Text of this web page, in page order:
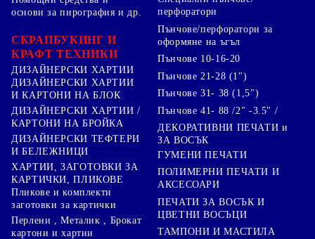
основи за пирография и др.
СКРАПБУКИНГ И
КРАФТ ТЕХНИКИ
ДИЗАЙНЕРСКИ ХАРТИИ
ДИЗАЙНЕРСКИ ХАРТИИ
И КАРТОНИ НА БЛОК
ДИЗАЙНЕРСКИ ХАРТИИ /
КАРТОНИ НА БРОЙКА
ДИЗАЙНЕРСКИ ТЕФТЕРИ
И БЕЛЕЖНИЦИ
ХАРТИИ, ЗАГОТОВКИ ЗА
КАРТИЧКИ, ПЛИКОВЕ
Пликове и комплекти
заготовки за картички
Перлени , Металик , Брокат
картони и хартии
перфоратори
Пънчове/перфоратори за
оформяне на ъгъл
Пънчове 10-16-20
Пънчове 21-28 (1")
Пънчове 31- 38 (1,5")
Пънчове 41- 88 /2" -3.5" /
ДЕКОРАТИВНИ ПЕЧАТИ и
ЗА ВОСЪК
ГУМЕНИ ПЕЧАТИ
ПОЛИМЕРНИ ПЕЧАТИ И
АКСЕСОАРИ
ПЕЧАТИ ЗА ВОСЪК И
ЦВЕТНИ ВОСЪЦИ
ТАМПОНИ И МАСТИЛА